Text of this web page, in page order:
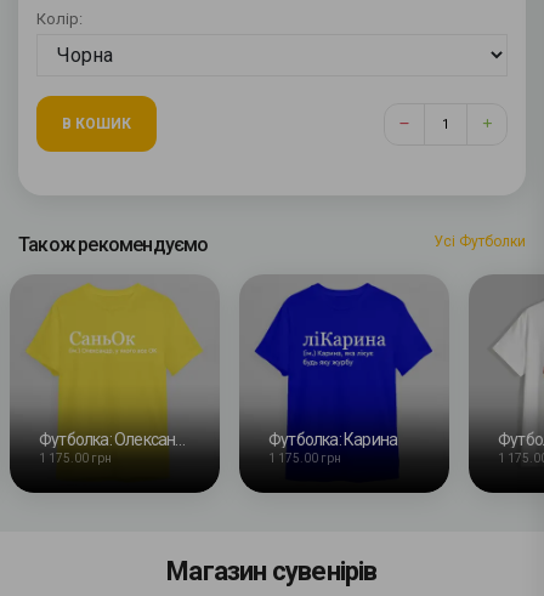
Колір:
В КОШИК
Також рекомендуємо Усі Футболки
1 175.00 грн
Футболка: Карина
1 175.00 грн 1
Магазин сувенірів